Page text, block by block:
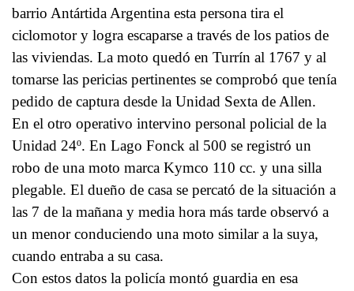
barrio Antártida Argentina esta persona tira el
ciclomotor y logra escaparse a través de los patios de
las viviendas. La moto quedó en Turrín al 1767 y al
tomarse las pericias pertinentes se comprobó que tenía
pedido de captura desde la Unidad Sexta de Allen.
En el otro operativo intervino personal policial de la
Unidad 24º. En Lago Fonck al 500 se registró un
robo de una moto marca Kymco 110 cc. y una silla
plegable. El dueño de casa se percató de la situación a
las 7 de la mañana y media hora más tarde observó a
un menor conduciendo una moto similar a la suya,
cuando entraba a su casa.
Con estos datos la policía montó guardia en esa